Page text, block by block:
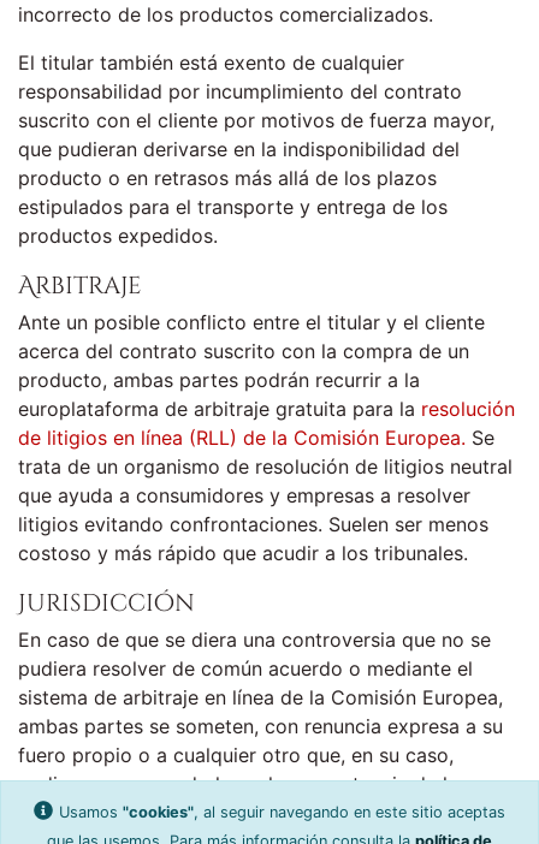
incorrecto de los productos comercializados.
El titular también está exento de cualquier
responsabilidad por incumplimiento del contrato
suscrito con el cliente por motivos de fuerza mayor,
que pudieran derivarse en la indisponibilidad del
producto o en retrasos más allá de los plazos
estipulados para el transporte y entrega de los
productos expedidos.
Arbitraje
Ante un posible conflicto entre el titular y el cliente
acerca del contrato suscrito con la compra de un
producto, ambas partes podrán recurrir a la
europlataforma de arbitraje gratuita para la resolución
de litigios en línea (RLL) de la Comisión Europea. Se
trata de un organismo de resolución de litigios neutral
que ayuda a consumidores y empresas a resolver
litigios evitando confrontaciones. Suelen ser menos
costoso y más rápido que acudir a los tribunales.
Jurisdicción
En caso de que se diera una controversia que no se
pudiera resolver de común acuerdo o mediante el
sistema de arbitraje en línea de la Comisión Europea,
ambas partes se someten, con renuncia expresa a su
fuero propio o a cualquier otro que, en su caso,
pudiera corresponderles, a la competencia de los
Juzgados y Tribunales españoles más próximos al
Usamos "cookies", al seguir navegando en este sitio aceptas